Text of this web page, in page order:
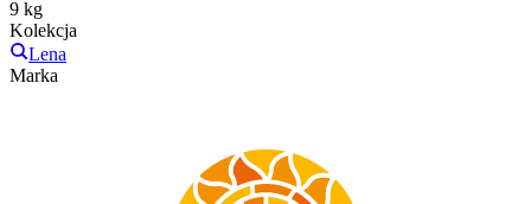
9 kg
Kolekcja
Lena
Marka